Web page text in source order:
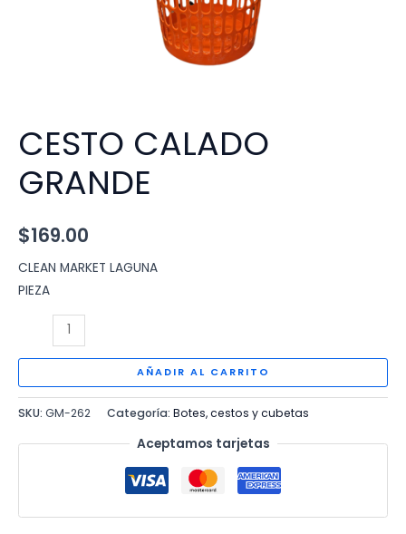
CESTO CALADO
GRANDE
$169.00
CLEAN MARKET LAGUNA
PIEZA
CALADO
cantidad
AÑADIR AL CARRITO
SKU: GM-262 Categoría: Botes, cestos y cubetas
Aceptamos tarjetas